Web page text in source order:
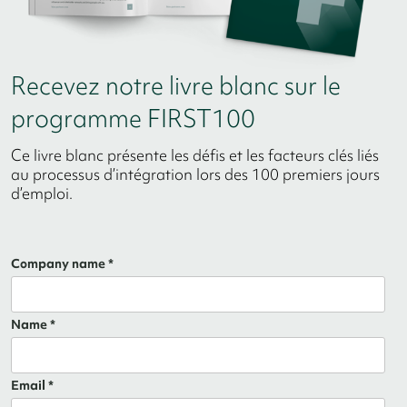
Recevez notre livre blanc sur le
programme FIRST100
Ce livre blanc présente les défis et les facteurs clés liés
au processus d’intégration lors des 100 premiers jours
d’emploi.
Company name *
Name *
Email *